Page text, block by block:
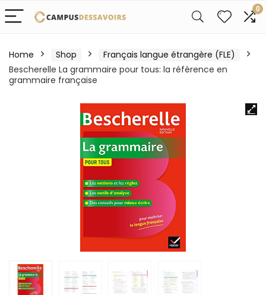
0
Home Shop
Français langue étrangère (FLE)
Bescherelle La grammaire pour tous: la référence en
grammaire française